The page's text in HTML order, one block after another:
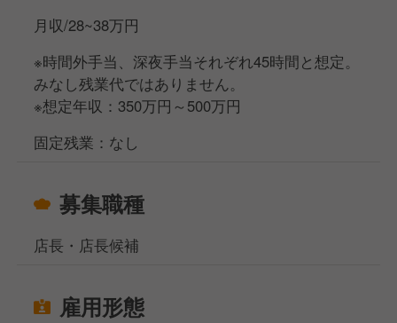
月収/28~38万円
※時間外手当、深夜手当それぞれ45時間と想定。
みなし残業代ではありません。
※想定年収：350万円～500万円
固定残業：なし
募集職種
店長・店長候補
雇用形態